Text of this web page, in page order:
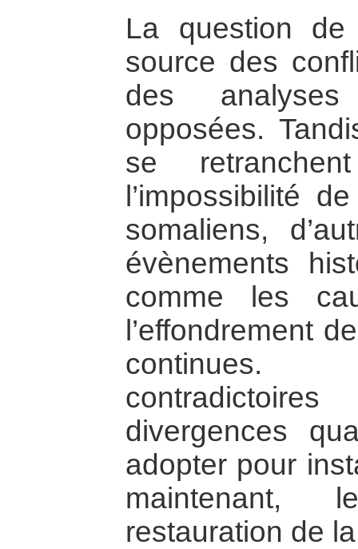
La question
source des
des
opposées.
se
l’impossibilité
somaliens,
évènements
comme les
l’effondrement
continues.
divergences
adopter pour
maintenant,
restauration de